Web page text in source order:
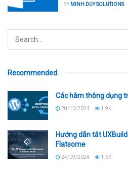
BY MINH DUY SOLUTIONS
Recommended.
Các hàm thông dụng
28/10/2024 1.9K
Hướng dẫn tắt
Flatsome
24/09/2024 1.6K